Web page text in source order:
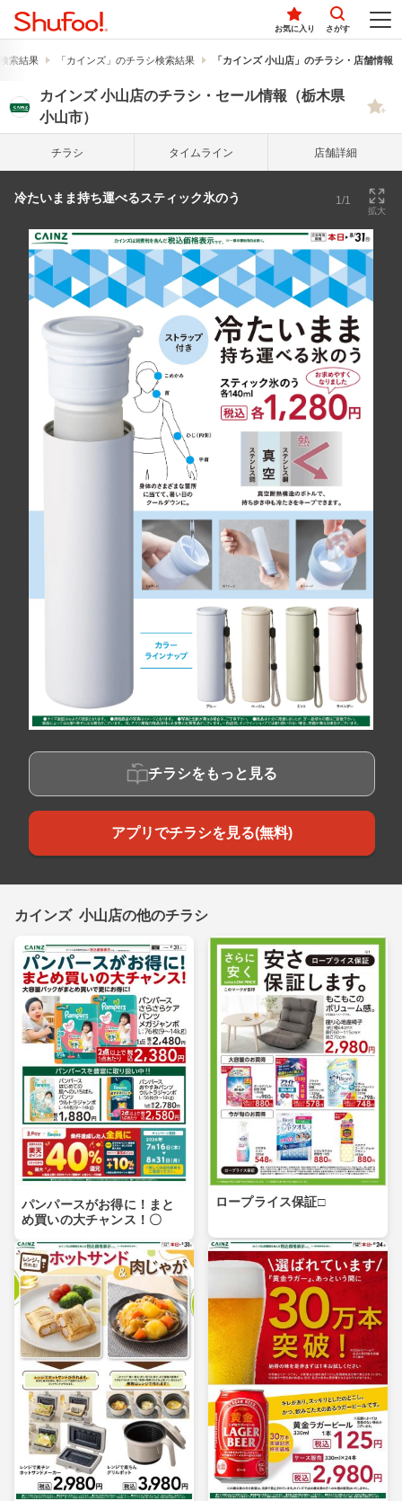
お気に入り さがす
索結果 「カインズ」のチラシ検索結果 「カインズ 小山店」のチラシ・店舗情報
カインズ 小山店のチラシ・セール情報（栃木県
小山市）
チラシ タイム ライン 店舗詳細
冷たいまま持ち運べるスティック氷のう 1/1
拡大
チラシをもっと見る
アプリでチラシを見る(無料)
カインズ 小山店の他のチラシ
パンパースがお得に！まと
め買いの大チャンス！〇
ロープライス保証□